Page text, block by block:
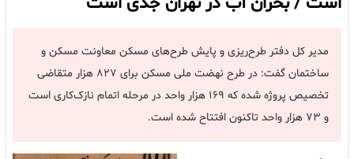
مدیر کل دفتر طرح‌ریزی و پایش طرح‌های مسکن معاونت مسکن و
ساختمان گفت: در طرح نهضت ملی مسکن برای ۸۲۷ هزار متقاضی
تخصیص پروژه شده که ۱۶۹ هزار واحد در مرحله اتمام نازک‌کاری است
و ۷۳ هزار واحد تاکنون افتتاح شده است.